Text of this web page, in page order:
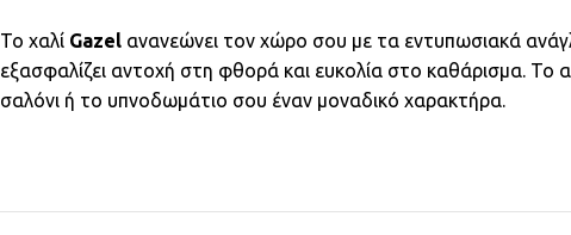
Το χαλί Gazel ανανεώνει τον χώρο σου με τα εντυπωσιακά
εξασφαλίζει αντοχή στη φθορά και ευκολία στο καθάρισμα.
σαλόνι ή το υπνοδωμάτιο σου έναν μοναδικό χαρακτήρα.